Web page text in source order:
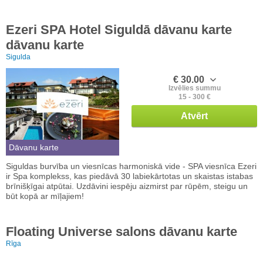
Ezeri SPA Hotel Siguldā dāvanu karte
dāvanu karte
Sigulda
Dāvanu karte
€ 30.00
Izvēlies summu
15 - 300 €
Atvērt
Siguldas burvība un viesnīcas harmoniskā vide - SPA viesnīca Ezeri
ir Spa komplekss, kas piedāvā 30 labiekārtotas un skaistas istabas
brīnišķīgai atpūtai. Uzdāvini iespēju aizmirst par rūpēm, steigu un
būt kopā ar mīļajiem!
Floating Universe salons dāvanu karte
Rīga